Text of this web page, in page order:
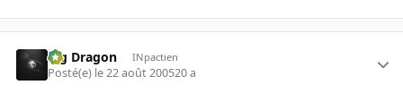
Big Dragon INpactien
Posté(e) le 22 août 200520 a